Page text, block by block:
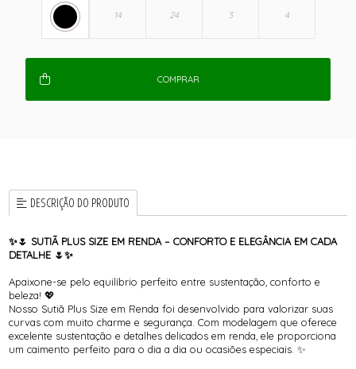
COMPRAR
DESCRIÇÃO DO PRODUTO
✨🌷 SUTIÃ PLUS SIZE EM RENDA – CONFORTO E ELEGÂNCIA EM CADA
DETALHE 🌷✨
Apaixone-se pelo equilíbrio perfeito entre sustentação, conforto e
beleza! 💖
Nosso Sutiã Plus Size em Renda foi desenvolvido para valorizar suas
curvas com muito charme e segurança. Com modelagem que oferece
excelente sustentação e detalhes delicados em renda, ele proporciona
um caimento perfeito para o dia a dia ou ocasiões especiais. ✨